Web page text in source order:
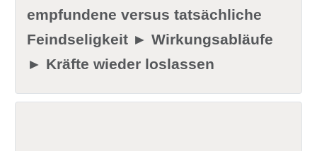
empfundene versus tatsächliche
Feindseligkeit ► Wirkungsabläufe
► Kräfte wieder loslassen